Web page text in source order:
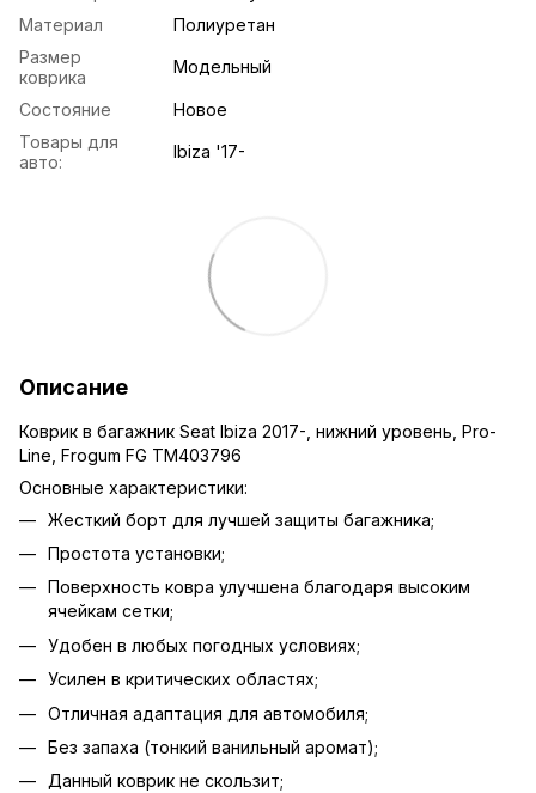
Материал
Полиуретан
Размер
коврика
Модельный
Состояние
Новое
Товары для
авто:
Ibiza '17-
Описание
Коврик в багажник Seat Ibiza 2017-, нижний уровень, Pro-
Line, Frogum FG TM403796
Основные характеристики:
Жесткий борт для лучшей защиты багажника;
Простота установки;
Поверхность ковра улучшена благодаря высоким
ячейкам сетки;
Удобен в любых погодных условиях;
Усилен в критических областях;
Отличная адаптация для автомобиля;
Без запаха (тонкий ванильный аромат);
Данный коврик не скользит;